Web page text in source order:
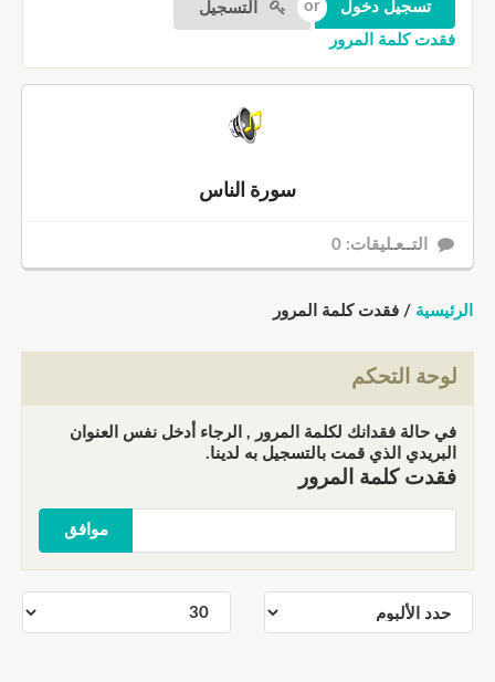
التسجيل
فقدت كلمة المرور
سورة الناس
التــعـليقات: 0
الرئيسية / فقدت كلمة المرور
لوحة التحكم
في حالة فقدانك لكلمة المرور , الرجاء أدخل نفس العنوان
البريدي الذي قمت بالتسجيل به لدينا.
فقدت كلمة المرور
موافق